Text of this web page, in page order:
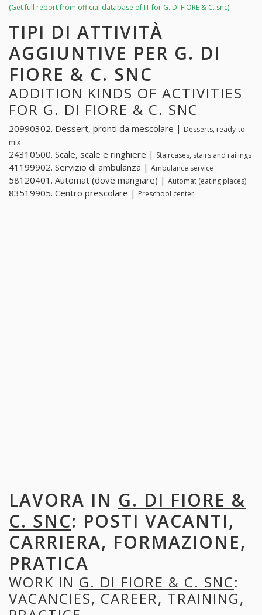
(Get full report from official database of IT for G. DI FIORE & C. snc)
TIPI DI ATTIVITÀ
AGGIUNTIVE PER G. DI
FIORE & C. SNC
ADDITION KINDS OF ACTIVITIES
FOR G. DI FIORE & C. SNC
20990302. Dessert, pronti da mescolare | Desserts, ready-to-
mix
24310500. Scale, scale e ringhiere | Staircases, stairs and railings
41199902. Servizio di ambulanza | Ambulance service
58120401. Automat (dove mangiare) | Automat (eating places)
83519905. Centro prescolare | Preschool center
LAVORA IN G. DI FIORE &
C. SNC: POSTI VACANTI,
CARRIERA, FORMAZIONE,
PRATICA
WORK IN G. DI FIORE & C. SNC:
VACANCIES, CAREER, TRAINING,